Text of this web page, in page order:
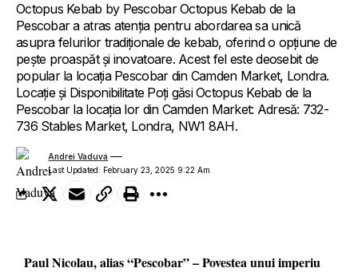
Octopus Kebab by Pescobar Octopus Kebab de la
Pescobar a atras atenția pentru abordarea sa unică
asupra felurilor tradiționale de kebab, oferind o opțiune de
pește proaspăt și inovatoare. Acest fel este deosebit de
popular la locația Pescobar din Camden Market, Londra.
Locație și Disponibilitate Poți găsi Octopus Kebab de la
Pescobar la locația lor din Camden Market: Adresă: 732-
736 Stables Market, Londra, NW1 8AH.
Last Updated: February 23, 2025 9:22 Am
Andrei Vaduva
Paul Nicolau, alias “Pescobar” – Povestea unui imperiu